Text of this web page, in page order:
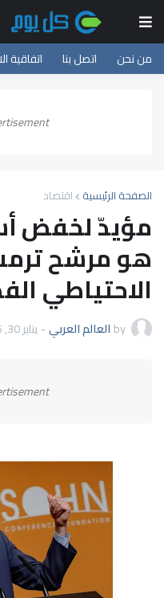
من نحن اتصل بنا اتفاقية
الصفحة الرئيسية اقتصاد
مؤيدّ لخفض
هو مرشح
الاحتياطي
by العالم العربي-يناير 30, 2026